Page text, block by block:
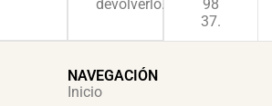
devolverlo.
98
37.
NAVEGACIÓN
Inicio